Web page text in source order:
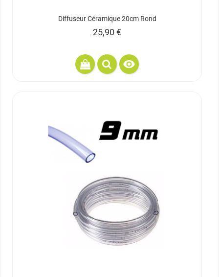
Diffuseur Céramique 20cm Rond
Prix
25,90 €
